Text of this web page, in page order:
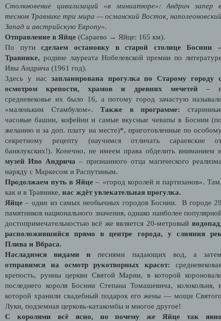
Столкновение цивилизаций «в миниатюре»: Андрич запер
тесном Травнике три мира — османский Восток,
Запад и австрийскую Европу».
Отправление в Яйце (Сараево → Яйце: 165 км).
По путисделаем остановку в старой столице Боснии
Травнике, родине лауреата Нобелевской премии по
Ивы Андрича (1961 год).
Здесь у нас запланирована прогулка по Старому городу
осмотром крепости, храмов и древних мечетей –
средневековье их было 16, а потому город зачастую
«маленьким Стамбулом».Также в программе:
часовые башни, кофейни и самые вкусные чевапы в Боснии
желанию и за доп. плату на месте)*, приготовленные по
секретному рецепту (научимся отличать сараевские
банялукских!). Конечно, не имеем права обделить вниманием
музей Иво Андрича – признанного отца магического
наряду с Маркесом и Распутиным.
Продолжаем путь в Яйце – «город королей и партизанов».
как и в Травнике, нас ждёт увлекательная прогулка.
Яйце – один из самых необычных городов Боснии. В городе
памятников национального значения, однако наиболее
достопримечательностью всё же является 20-метровый
расположившийся прямо в центре города, у слияния
Плива и Вбраса.
Насладимся видами и песнями падающих вод, а
отправимся на осмотр рукотворных красот:
крепость, руины церкви Святой Марии, в которой
последнего короля Боснии Степана Томашевича, колокольня,
которой хранили свадебный подарок его жены — мощи
Луки, подземная церковь-катакомбы и многое другое!
С королями всё ясно, но почему же Яйце так